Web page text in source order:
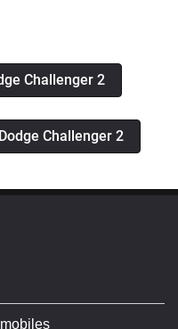
Challenger 2
Challenger 2